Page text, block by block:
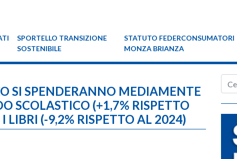
SPORTELLO TRANSIZIONE
SOSTENIBILE
STATUTO FEDERCONSUMATORI
MONZA BRIANZA
SI SPENDERANNO MEDIAMENTE
SCOLASTICO (+1,7% RISPETTO
LIBRI (-9,2% RISPETTO AL 2024)
Cerca